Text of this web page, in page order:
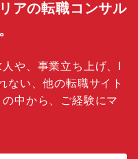
アの転職コンサル
や、事業立ち上げ、I
ない、他の転職サイト
の中から、ご経験にマ